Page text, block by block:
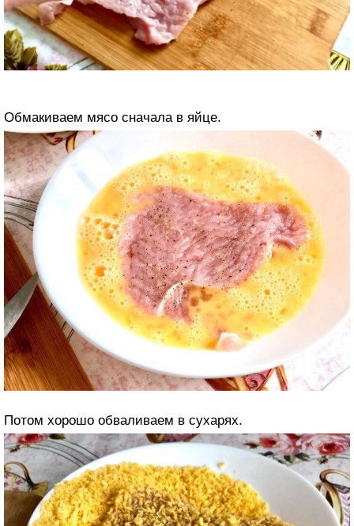
Обмакиваем мясо сначала в яйце.
Потом хорошо обваливаем в сухарях.